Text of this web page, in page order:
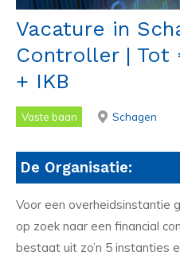
Vacature in
Controller | Tot
+ IKB
Vaste baan Schagen
De Organisatie:
Voor een overheidsinstantie
op zoek naar een financial
bestaat uit zo’n 5 instanties